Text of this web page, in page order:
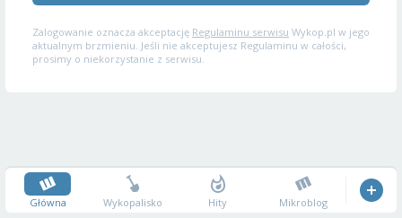
Zalogowanie oznacza akceptację Regulaminu serwisu Wykop.pl w jego
aktualnym brzmieniu. Jeśli nie akceptujesz Regulaminu w całości,
prosimy o niekorzystanie z serwisu.
Główna Wykopalisko Hity Mikroblog